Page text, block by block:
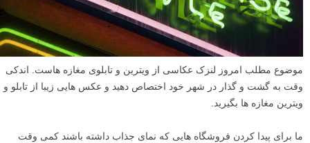
موضوع مطلب امروز لنزک عکاسی از ویترین و تابلوی مغازه هاست. اندکی
وقت به گشت و گذار در شهر خود اختصاص دهید و عکس هایی زیبا از تابلو و
ویترین مغازه ها بگیرید.
ما برای پیدا کردن فروشگاه هایی که نمای جذاب داشته باشند کمی وقت